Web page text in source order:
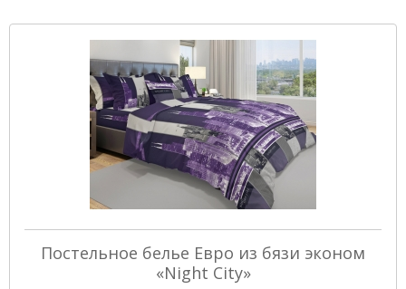
Постельное белье Евро из бязи эконом
«Night City»